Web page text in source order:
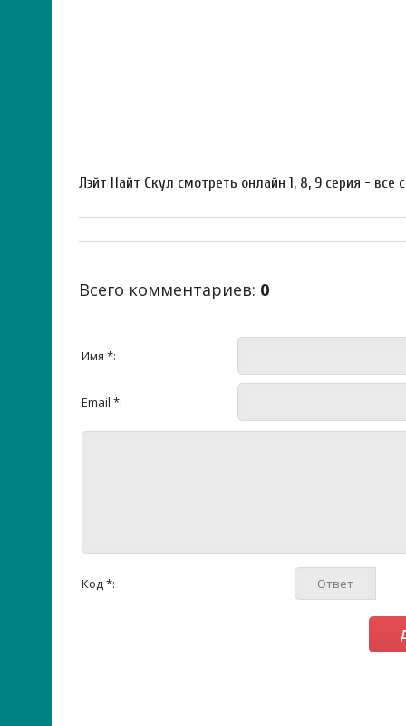
Лэйт Найт Скул смотреть онлайн 1, 8, 9 серия - все
Всего комментариев: 0
Имя *:
Email *:
Код *: